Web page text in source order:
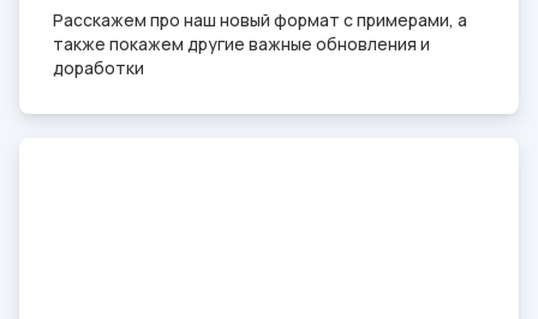
Расскажем про наш новый формат с примерами, а
также покажем другие важные обновления и
доработки